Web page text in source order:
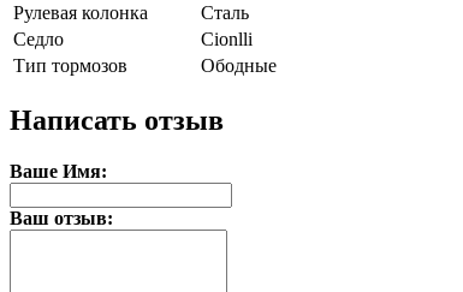
Рулевая колонка
Сталь
Седло
Cionlli
Тип тормозов
Ободные
Написать отзыв
Ваше Имя:
Ваш отзыв: